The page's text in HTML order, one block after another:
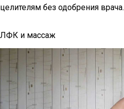
целителям без одобрения врача.
ЛФК и массаж